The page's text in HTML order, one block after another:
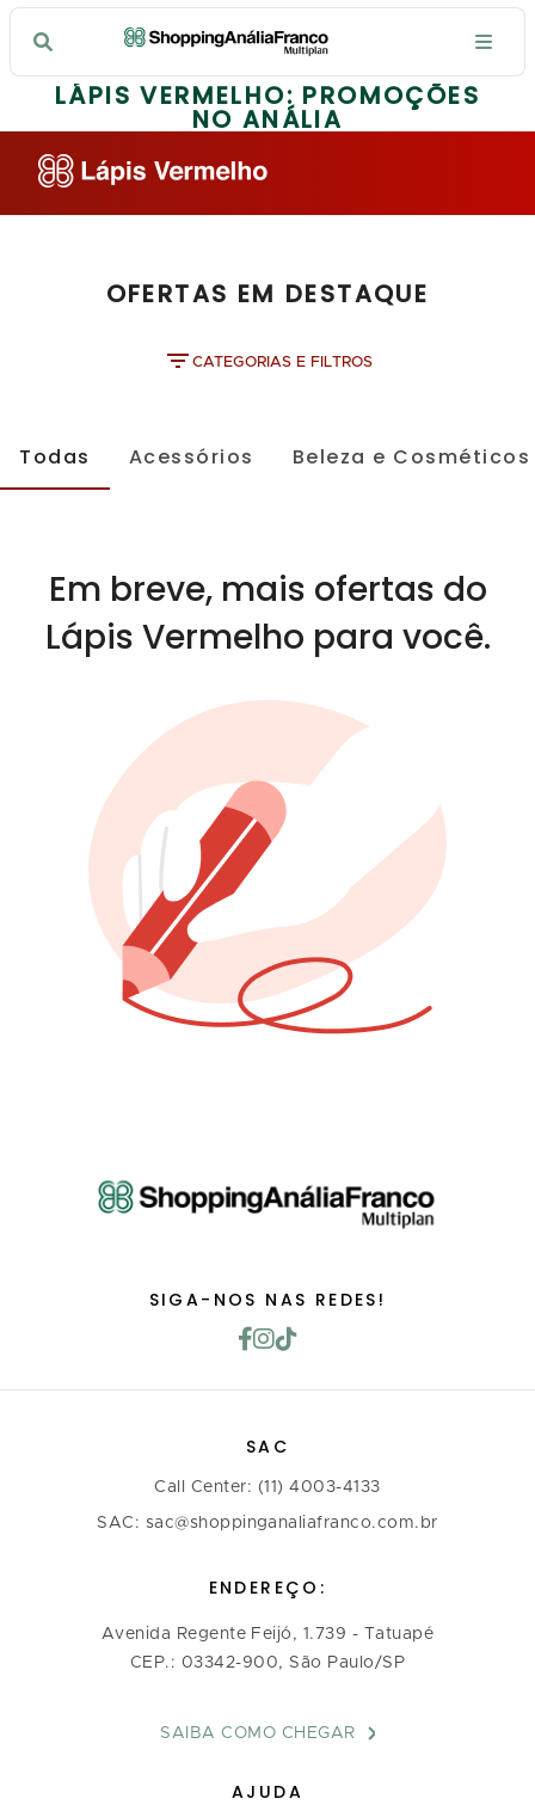
LÁPIS VERMELHO: PROMOÇÕES
NO ANÁLIA
OFERTAS EM DESTAQUE
CATEGORIAS E FILTROS
Todas Acessórios Beleza e Cosméticos
Em breve, mais ofertas do
Lápis Vermelho para você.
SIGA-NOS NAS REDES!
SAC
Call Center: (11) 4003-4133
SAC: sac@shoppinganaliafranco.com.br
ENDEREÇO:
Avenida Regente Feijó, 1.739 - Tatuapé
CEP.: 03342-900, São Paulo/SP
SAIBA COMO CHEGAR
AJUDA